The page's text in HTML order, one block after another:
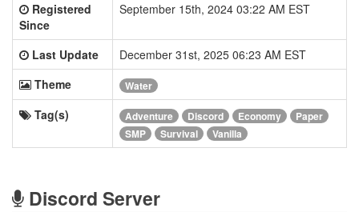
Registered
Since
September 15th, 2024 03:22 AM EST
Last Update
December 31st, 2025 06:23 AM EST
Theme
Water
Tag(s) Adventure Discord Economy
Paper
SMP
Survival Vanilla
Discord Server